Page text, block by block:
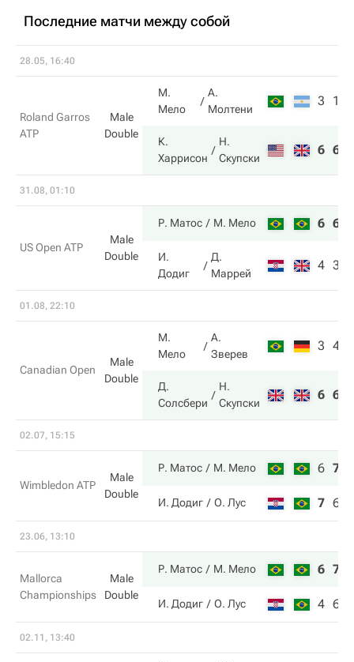
Последние матчи между собой
28.05, 16:40
Roland Garros
ATP
Male
Double
М.
Мело
А.
Молтени
3 1
К.
Харрисон
Н.
Скупски
6 6
31.08, 01:10
US Open ATP
Male
Double
Р. Матос М. Мело 6 6
И.
Додиг
Д.
Маррей
4 3
01.08, 22:10
Canadian Open
Male
Double
М.
Мело
А.
Зверев
3 4
Д.
Солсбери
Н.
Скупски
6 6
02.07, 15:15
Wimbledon ATP
Male
Double
Р. Матос М. Мело 6 7
И. Додиг О. Лус 7 6
23.06, 13:10
Mallorca
Championships
Male
Double
Р. Матос М. Мело 6 7
И. Додиг О. Лус 4 6
02.11, 13:40